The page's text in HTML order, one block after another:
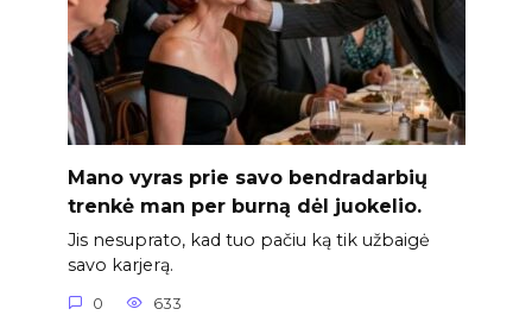
Mano vyras prie savo bendradarbių
trenkė man per burną dėl juokelio.
Jis nesuprato, kad tuo pačiu ką tik užbaigė
savo karjerą.
0 633